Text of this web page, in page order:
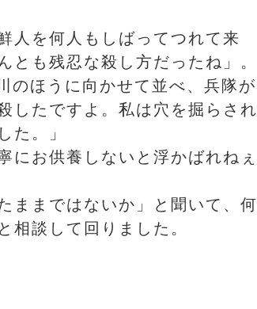
人を何人もしばってつれて来
も残忍な殺し方だったね」。
のほうに向かせて並べ、兵隊が
たですよ。私は穴を掘らされ
。」
お供養しないと浮かばれねぇ
ままではないか」と聞いて、何
相談して回りました。